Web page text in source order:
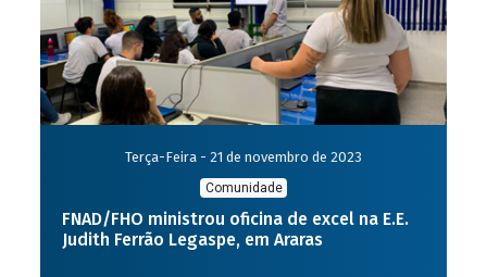
Terça-Feira - 21 de novembro de 2023
Comunidade
FNAD/FHO ministrou oficina de excel na E.E.
Judith Ferrão Legaspe, em Araras